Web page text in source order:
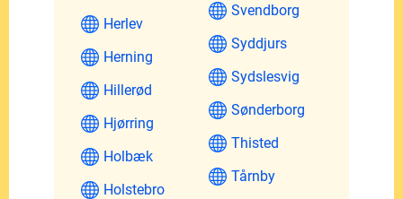
Herlev
Herning
Hillerød
Hjørring
Holbæk
Holstebro
Svendborg
Syddjurs
Sydslesvig
Sønderborg
Thisted
Tårnby